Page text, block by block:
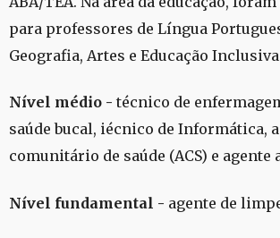
para professores de Língua
Geografia, Artes e Educação
Nível médio - técnico de
saúde bucal, iécnico de Informática,
comunitário de saúde (ACS) e
Nível fundamental - agente de